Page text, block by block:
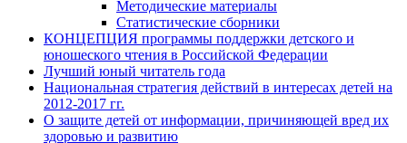
Методические материалы
Статистические сборники
КОНЦЕПЦИЯ программы поддержки детского и
юношеского чтения в Российской Федерации
Лучший юный читатель года
Национальная стратегия действий в интересах детей на
2012-2017 гг.
О защите детей от информации, причиняющей вред их
здоровью и развитию